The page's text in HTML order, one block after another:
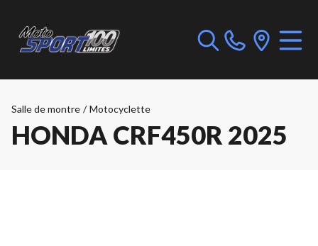
Salle de montre / Motocyclette
HONDA CRF450R 2025